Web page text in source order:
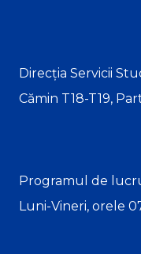
Direcția Servicii
Cămin T18-T19,
Programul de
Luni-Vineri, orele